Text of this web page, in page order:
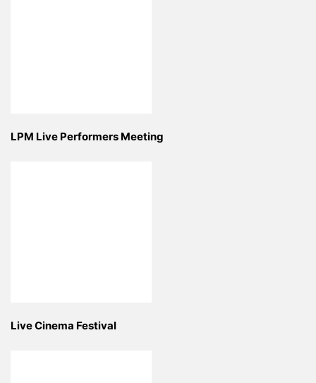
LPM Live Performers Meeting
Live Cinema Festival